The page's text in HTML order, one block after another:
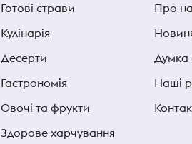
Готові страви
Кулінарія
Десерти
Гастрономія
Овочі та фрукти
Здорове харчування
Про
Думка
Наші